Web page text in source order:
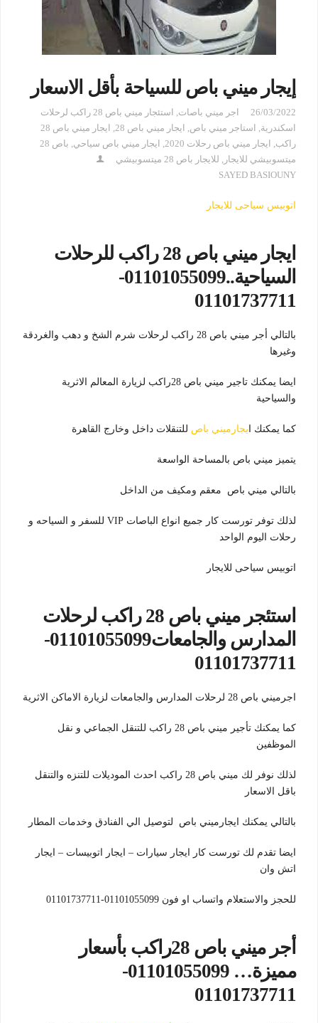
إيجار ميني باص للسياحة بأقل الاسعار
26/03/2022 اجر ميني باصات,
استئجار ميني باص 28 راكب لرحلات
اسكندرية, استاجر ميني باص, ايجار ميني باص 28 ,
ايجار ميني باص 28
راكب, ايجار ميني باص رحلات 2020 , ايجار ميني باص سياحي,
باص 28
ميتسوبيشي للايجار , للايجار باص 28 ميتسوبيشي
SAYED BASIOUNY
اتوبيس سياحى للايجار
ايجار ميني باص 28 راكب للرحلات
السياحية..01101055099-
01101737711
بالتالي أجر ميني باص 28 راكب لرحلات شرم الشخ و دهب والغردقة
وغيرها
ايضا يمكنك تاجير ميني باص 28راكب لزيارة المعالم الاثرية
والسياحية
كما يمكنك ا يجارميني باص للتنقلات داخل وخارج القاهرة
يتميز ميني باص بالمساحة الواسعة
بالتالي ميني باص معقم ومكيف من الداخل
لذلك توفر تورست كار جميع انواع الباصات VIP للسفر و السياحه و
رحلات اليوم الواحد
اتوبيس سياحى للايجار
استئجر ميني باص 28 راكب لرحلات
المدارس والجامعات01101055099-
01101737711
اجرميني باص 28 لرحلات المدارس والجامعات لزيارة الاماكن الاثرية
كما يمكنك تأجير ميني باص 28 راكب للتنقل الجماعي و نقل
الموظفين
لذلك نوفر لك ميني باص 28 راكب احدث الموديلات للتنزه والتنقل
باقل الاسعار
بالتالي يمكنك ايجارميني باص لتوصيل الي الفنادق وخدمات المطار
ايضا تقدم لك تورست كار ايجار سيارات – ايجار اتوبيسات – ايجار
اتش وان
للحجز والاستعلام واتساب او فون 01101055099-01101737711
أجر ميني باص 28راكب بأسعار
مميزة… 01101055099-
01101737711